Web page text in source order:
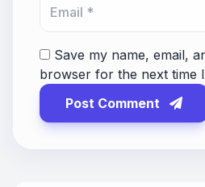
Save my name, email,
browser for the next time
Post Comment